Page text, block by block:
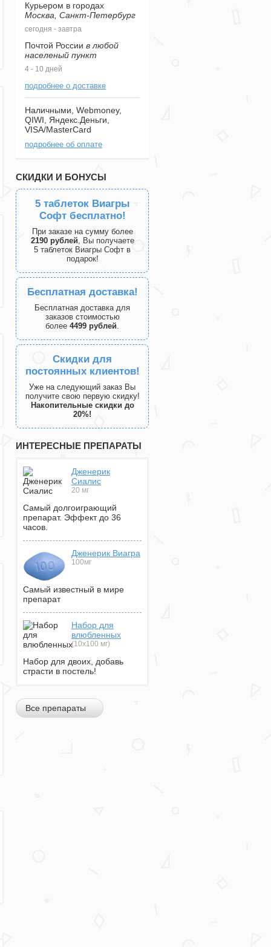
Курьером в городах
Москва, Санкт-Петербург
сегодня - завтра
Почтой России в любой
населеный пункт
4 - 10 дней
подробнее о доставке
Наличными, Webmoney,
QIWI, Яндекс.Деньги,
VISA/MasterCard
подробнее об оплате
СКИДКИ И БОНУСЫ
5 таблеток Виагры
Софт бесплатно!
При заказе на сумму более
2190 рублей, Вы получаете
5 таблеток Виагры Софт в
подарок!
Бесплатная доставка!
Бесплатная доставка для
заказов стоимостью
более 4499 рублей.
Скидки для
постоянных клиентов!
Уже на следующий заказ Вы
получите свою первую скидку!
Накопительные скидки до
20%!
ИНТЕРЕСНЫЕ ПРЕПАРАТЫ
Дженерик
Сиалис
20 мг
Самый долгоиграющий
препарат. Эффект до 36
часов.
Дженерик Виагра
100мг
Самый известный в мире
препарат
Набор для
влюбленных
(10х100 мг)
Набор для двоих, добавь
страсти в постель!
Все препараты